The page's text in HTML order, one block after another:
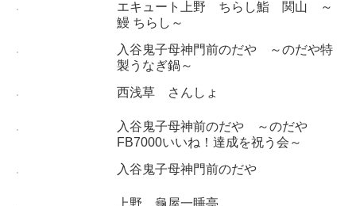
エキュート上野 ちらし鮨 関山 ～
鰻 ちらし～
入谷鬼子母神門前のだや ～のだや特
製うなぎ鍋～
西浅草 さんしょ
入谷鬼子母神前のだや ～のだや
FB7000いいね！達成を祝う会～
入谷鬼子母神門前のだや